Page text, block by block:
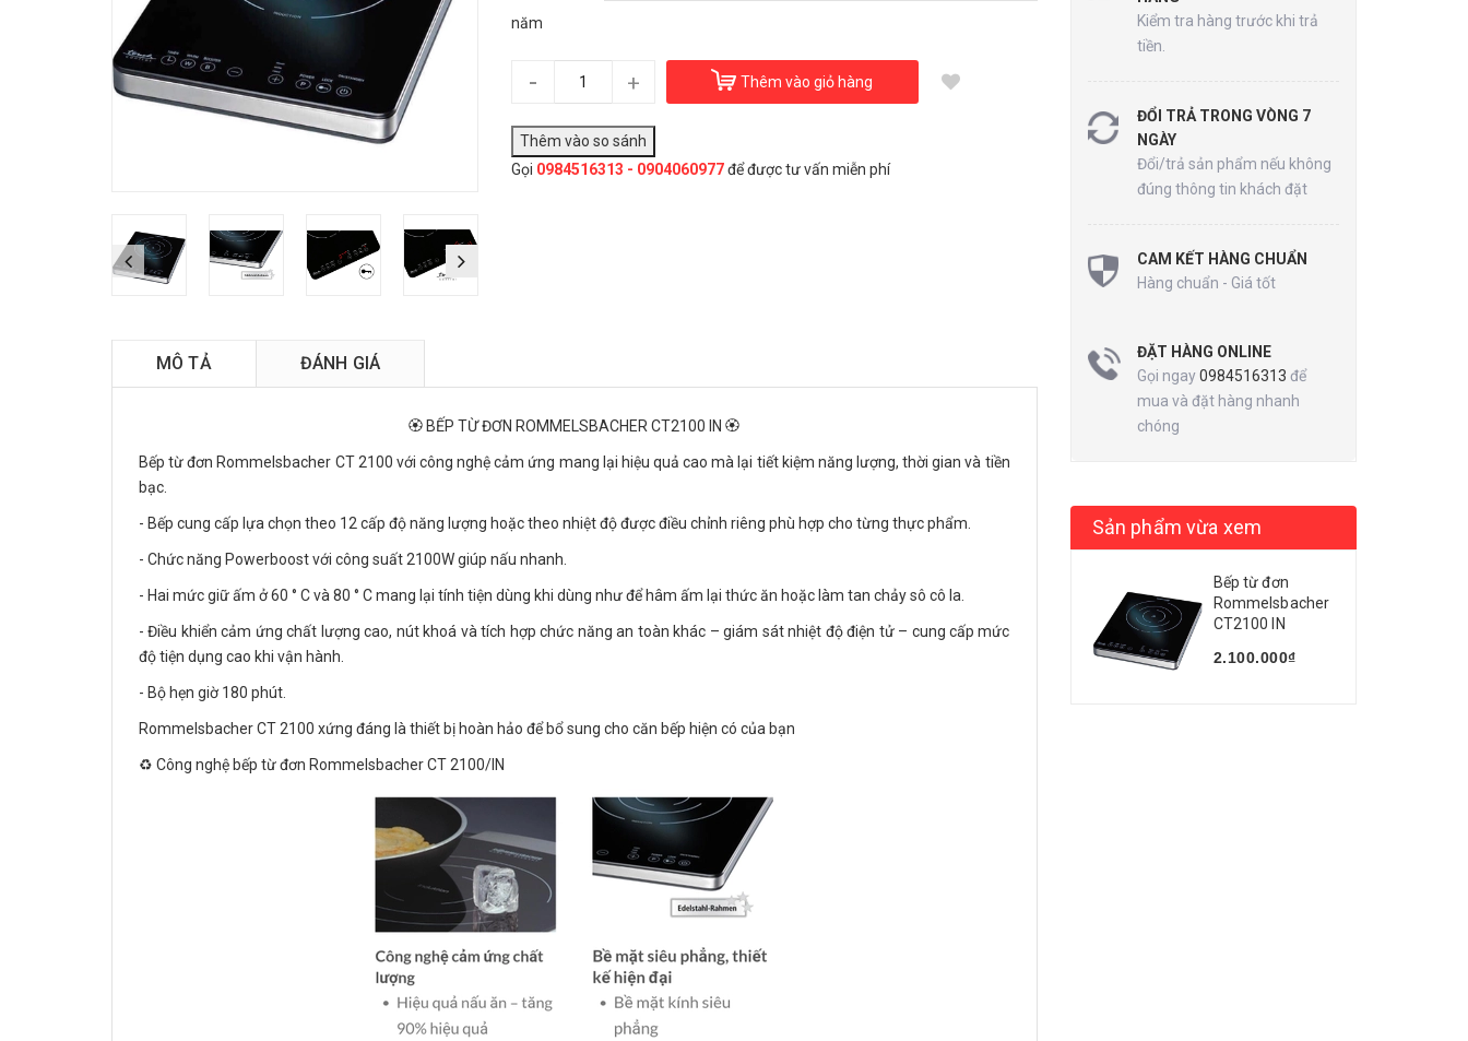
năm
- + Thêm vào giỏ hàng
Gọi 0984516313 - 0904060977để được tư vấn miễn phí
MÔ TẢ ĐÁNH GIÁ
🏵️ BẾP TỪ ĐƠN ROMMELSBACHER CT2100 IN 🏵️
Bếp từ đơn Rommelsbacher CT 2100 với công nghệ cảm ứng mang lại hiệu quả cao mà lại tiết kiệm năng lượng, thời gian và tiền
bạc.
- Bếp cung cấp lựa chọn theo 12 cấp độ năng lượng hoặc theo nhiệt độ được điều chỉnh riêng phù hợp cho từng thực phẩm.
- Chức năng Powerboost với công suất 2100W giúp nấu nhanh.
- Hai mức giữ ấm ở 60 ° C và 80 ° C mang lại tính tiện dùng khi dùng như để hâm ấm lại thức ăn hoặc làm tan chảy sô cô la.
- Điều khiển cảm ứng chất lượng cao, nút khoá và tích hợp chức năng an toàn khác – giám sát nhiệt độ điện tử – cung cấp mức
độ tiện dụng cao khi vận hành.
- Bộ hẹn giờ 180 phút.
Rommelsbacher CT 2100 xứng đáng là thiết bị hoàn hảo để bổ sung cho căn bếp hiện có của bạn
♻️ Công nghệ bếp từ đơn Rommelsbacher CT 2100/IN
Kiểm tra hàng trước khi trả
tiền.
ĐỔI TRẢ TRONG VÒNG 7
NGÀY
Đổi/trả sản phẩm nếu không
đúng thông tin khách đặt
CAM KẾT HÀNG CHUẨN
Hàng chuẩn - Giá tốt
ĐẶT HÀNG ONLINE
Gọi ngay0984516313 để
mua và đặt hàng nhanh
chóng
Sản phẩm vừa xem
Bếp từ đơn
Rommelsbacher
CT2100 IN
2.100.000₫
Bảo hành 01 năm